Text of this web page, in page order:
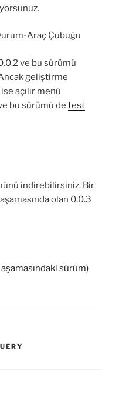
ve bu sürümü
geliştirme
açılır menü
bu sürümü de test
indirebilirsiniz. Bir
olan 0.0.3
sürüm)